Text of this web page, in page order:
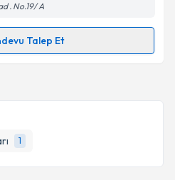
1
ilişkin
kişisel verilerimin belirtilen
kabul ediyorum.
. No.19/ A
Talep Et
Talebi
takvim hazırlandığında e-